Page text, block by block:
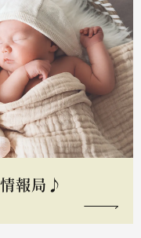
報局♪